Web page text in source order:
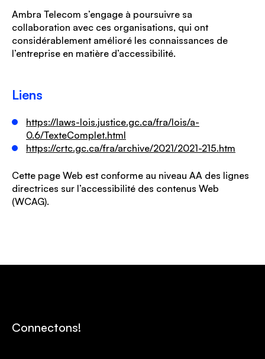
Ambra Telecom s’engage à poursuivre sa
collaboration avec ces organisations, qui ont
considérablement amélioré les connaissances de
l’entreprise en matière d’accessibilité.
Liens
https://laws-lois.justice.gc.ca/fra/lois/a-
0.6/TexteComplet.html
https://crtc.gc.ca/fra/archive/2021/2021-215.htm
Cette page Web est conforme au niveau AA des lignes
directrices sur l’accessibilité des contenus Web
(WCAG).
Connectons!